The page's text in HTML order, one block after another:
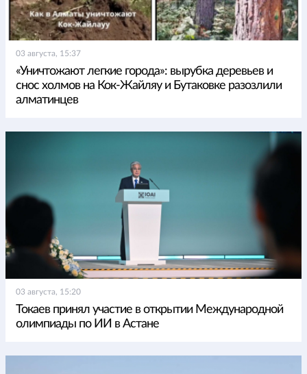
03 августа, 15:37
«Уничтожают легкие города»: вырубка деревьев и
снос холмов на Кок-Жайляу и Бутаковке разозлили
алматинцев
03 августа, 15:20
Токаев принял участие в открытии Международной
олимпиады по ИИ в Астане